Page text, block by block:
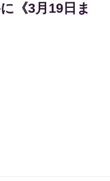
《3月19日ま